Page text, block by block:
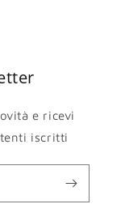
e ricevi
iscritti